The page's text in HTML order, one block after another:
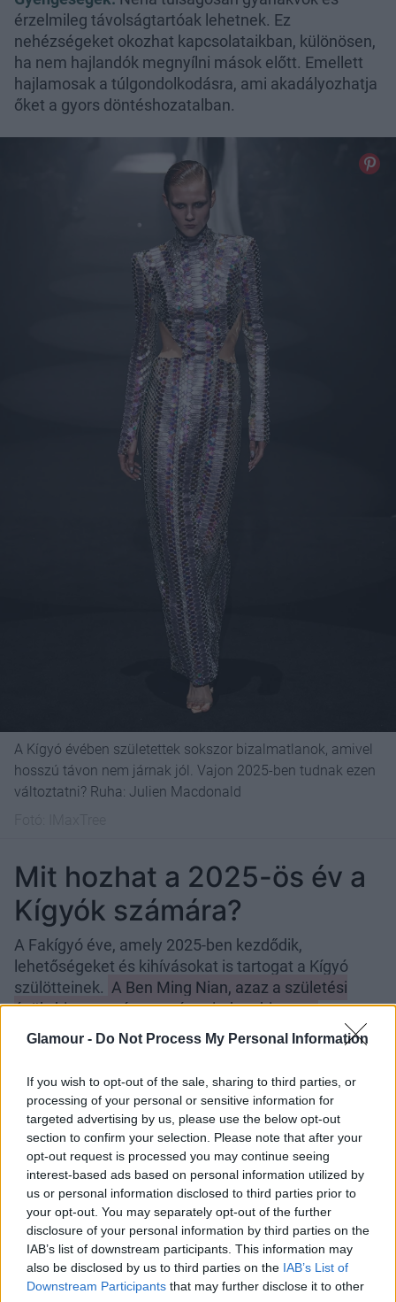
Glamour - Do Not Process My Personal Information
If you wish to opt-out of the sale, sharing to third parties, or
processing of your personal or sensitive information for
targeted advertising by us, please use the below opt-out
section to confirm your selection. Please note that after your
opt-out request is processed you may continue seeing
interest-based ads based on personal information utilized by
us or personal information disclosed to third parties prior to
your opt-out. You may separately opt-out of the further
disclosure of your personal information by third parties on the
IAB’s list of downstream participants. This information may
also be disclosed by us to third parties on the IAB’s List of
Downstream Participants that may further disclose it to other
érzelmileg távolságtartóak lehetnek. Ez
nehézségeket okozhat kapcsolataikban, különösen,
ha nem hajlandók megnyílni mások előtt. Emellett
hajlamosak a túlgondolkodásra, ami akadályozhatja
őket a gyors döntéshozatalban.
A Kígyó évében születettek sokszor bizalmatlanok, amivel
hosszú távon nem járnak jól. Vajon 2025-ben tudnak ezen
változtatni? Ruha: Julien Macdonald
Mit hozhat a 2025-ös év a
Kígyók számára?
A Fakígyó éve, amely 2025-ben kezdődik,
lehetőségeket és kihívásokat is tartogat a Kígyó
szülötteinek. A Ben Ming Nian, azaz a születési
évük, bizonyos óvatosságra inthet, hiszen a
hagyomány szerint balszerencsés év lehet.
Piros
ruhák, ékszerek és más szerencsehozó tárgyak
hatásokat.
Szerencsecsillagaik azonban erős támogatást
nyújthatnak, különösen a karrier és a pénzügyek
terén. A Kígyóknak érdemes odafigyelniük arra,
hogy egyensúlyban tartsák az életük különböző
területeit, és megőrizzék belső harmóniájukat. Ez az
év ideális lehet arra, hogy hosszú távú terveiket
valósítsák meg, és a kihívásokból erőt merítve új
szintre lépjenek az életükben.